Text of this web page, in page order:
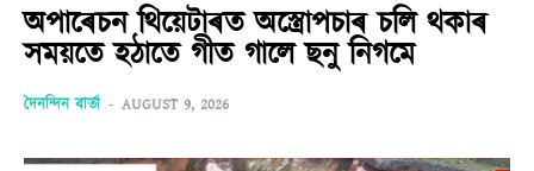
অপাৰেচন থিয়েটাৰত অস্ত্ৰোপচাৰ চলি থকাৰ
সময়তে হঠাতে গীত গালে ছনু নিগমে
দৈনন্দিন বাৰ্তা - AUGUST 9, 2026